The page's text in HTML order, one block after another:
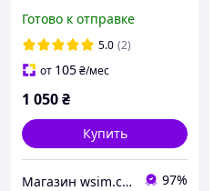
Готово к отправке
5.0 (2)
от 105₴/мес
1 050₴
Купить
Магазин wsim.com.ua 97%